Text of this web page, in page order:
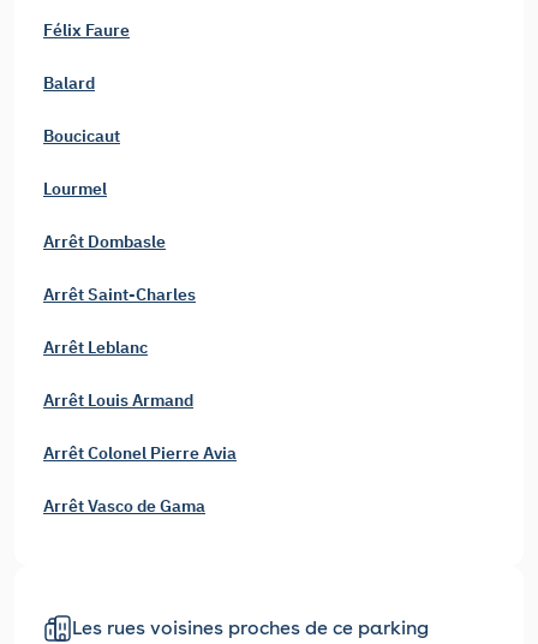
Félix Faure
Balard
Boucicaut
Lourmel
Arrêt Dombasle
Arrêt Saint-Charles
Arrêt Leblanc
Arrêt Louis Armand
Arrêt Colonel Pierre Avia
Arrêt Vasco de Gama
Les rues voisines proches de ce parking